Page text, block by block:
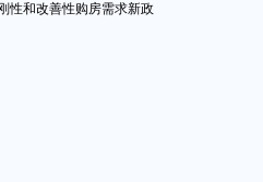
性和改善性购房需求新政